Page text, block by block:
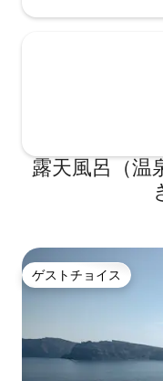
露天風呂（温
ゲストチョイス
ゲストチョイス